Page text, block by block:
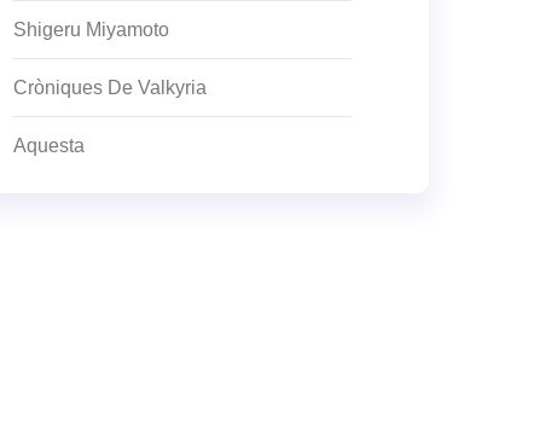
Shigeru Miyamoto
Cròniques De Valkyria
Aquesta